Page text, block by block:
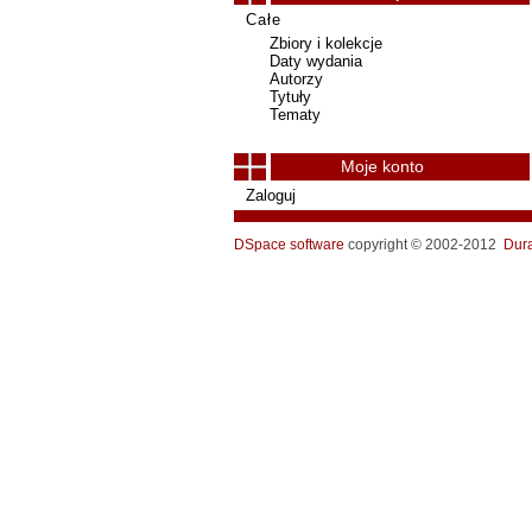
Całe
Zbiory i kolekcje
Daty wydania
Autorzy
Tytuły
Tematy
Moje konto
Zaloguj
DSpace software copyright © 2002-2012